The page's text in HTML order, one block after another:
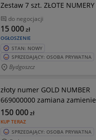
Zestaw 7 szt. ZŁOTE NUMERY
do negocjacji
OGŁOSZENIE
15 000zł
STAN: NOWY
SPRZEDAJĄCY: OSOBA PRYWATNA
Bydgoszcz
złoty numer GOLD NUMBER
669000000 zamiana zamienie
KUP TERAZ
150 000zł
SPRZEDAJĄCY: OSOBA PRYWATNA